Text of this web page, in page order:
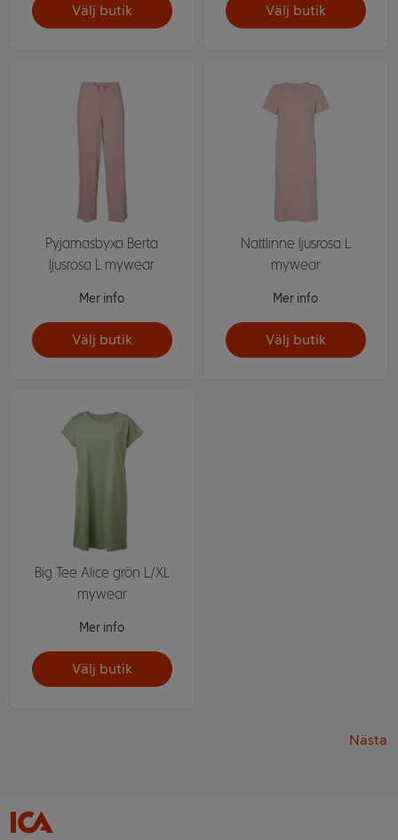
Välj butik Välj butik
Pyjamasbyxa Berta
ljusrosa L mywear
Mer info
Välj butik
Nattlinne ljusrosa L
mywear
Mer info
Välj butik
Big Tee Alice grön L/XL
mywear
Mer info
Välj butik
Nästa